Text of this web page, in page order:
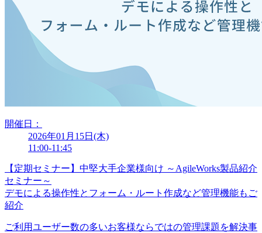
開催日：
2026年01月15日(木)
11:00-11:45
【定期セミナー】中堅大手企業様向け ～AgileWorks製品紹介
セミナー～
デモによる操作性とフォーム・ルート作成など管理機能もご
紹介
ご利用ユーザー数の多いお客様ならではの管理課題を解決事